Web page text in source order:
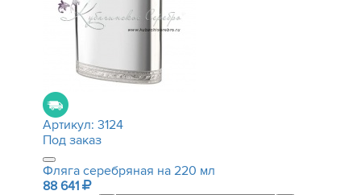
Артикул: 3124
Под заказ
Фляга серебряная на 220 мл
88 641